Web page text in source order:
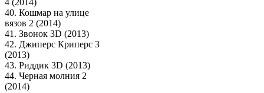
40. Кошмар на улице
вязов 2 (2014)
41. Звонок 3D (2013)
42. Джиперс Криперс 3
(2013)
43. Риддик 3D (2013)
44. Черная молния 2
(2014)